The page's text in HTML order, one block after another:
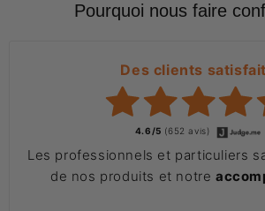
Pourquoi nous faire
Des clients
4.6/5 (652 avis)
Les professionnels et particuliers
de nos produits et notre